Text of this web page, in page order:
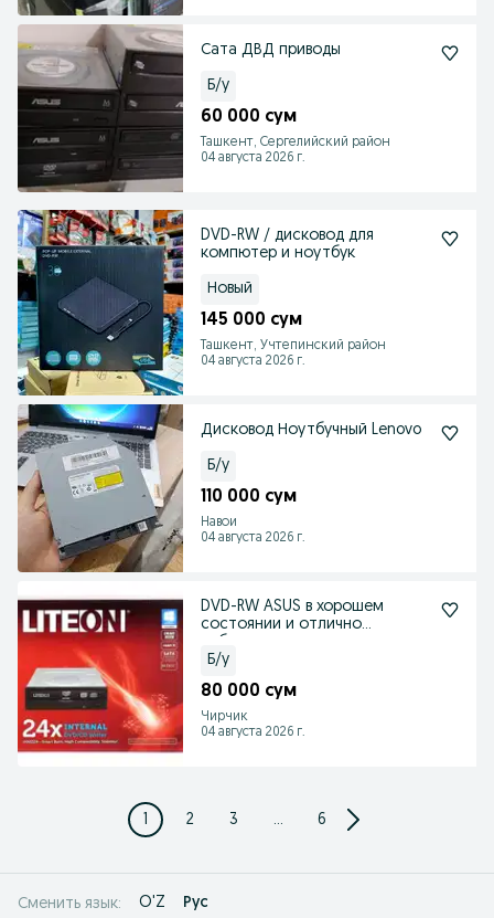
Сата ДВД приводы
Б/у
60 000 сум
Ташкент, Сергелийский район
04 августа 2026 г.
DVD-RW / дисковод для
компютер и ноутбук
Новый
145 000 сум
Ташкент, Учтепинский район
04 августа 2026 г.
Дисковод Ноутбучный Lenovo
Б/у
110 000 сум
Навои
04 августа 2026 г.
DVD-RW ASUS в хорошем
состоянии и отлично
Б/у
80 000 сум
Чирчик
04 августа 2026 г.
1 2 3 ... 6
Сменить язык: O'Z Рус